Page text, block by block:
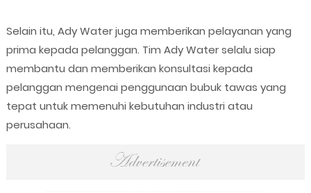
Selain itu, Ady Water juga memberikan pelayanan yang
prima kepada pelanggan. Tim Ady Water selalu siap
membantu dan memberikan konsultasi kepada
pelanggan mengenai penggunaan bubuk tawas yang
tepat untuk memenuhi kebutuhan industri atau
perusahaan.